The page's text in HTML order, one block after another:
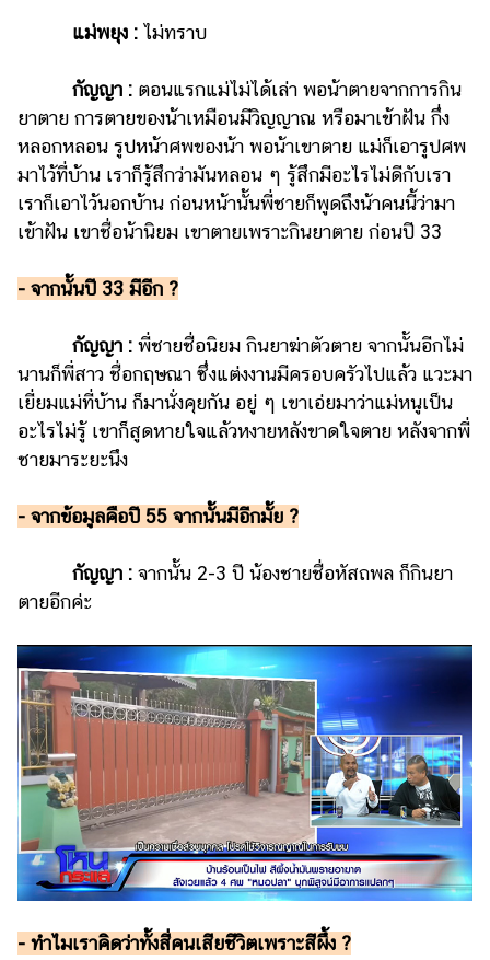
แม่พยุง : ไม่ทราบ
กัญญา : ตอนแรกแม่ไม่ได้เล่า พอน้าตายจากการกิน
ยาตาย การตายของน้าเหมือนมีวิญญาณ หรือมาเข้าฝัน กึ่ง
หลอกหลอน รูปหน้าศพของน้า พอน้าเขาตาย แม่ก็เอารูปศพ
มาไว้ที่บ้าน เราก็รู้สึกว่ามันหลอน ๆ รู้สึกมีอะไรไม่ดีกับเรา
เราก็เอาไว้นอกบ้าน ก่อนหน้านั้นพี่ชายก็พูดถึงน้าคนนี้ว่ามา
เข้าฝัน เขาชื่อน้านิยม เขาตายเพราะกินยาตาย ก่อนปี 33
- จากนั้นปี 33 มีอีก ?
กัญญา : พี่ชายชื่อนิยม กินยาฆ่าตัวตาย จากนั้นอีกไม่
นานก็พี่สาว ชื่อกฤษณา ซึ่งแต่งงานมีครอบครัวไปแล้ว แวะมา
เยี่ยมแม่ที่บ้าน ก็มานั่งคุยกัน อยู่ ๆ เขาเอ่ยมาว่าแม่หนูเป็น
อะไรไม่รู้ เขาก็สูดหายใจแล้วหงายหลังขาดใจตาย หลังจากพี่
ชายมาระยะนึง
- จากข้อมูลคือปี 55 จากนั้นมีอีกมั้ย ?
กัญญา : จากนั้น 2-3 ปี น้องชายชื่อหัสถพล ก็กินยา
ตายอีกค่ะ
- ทำไมเราคิดว่าทั้งสี่คนเสียชีวิตเพราะสีผึ้ง ?